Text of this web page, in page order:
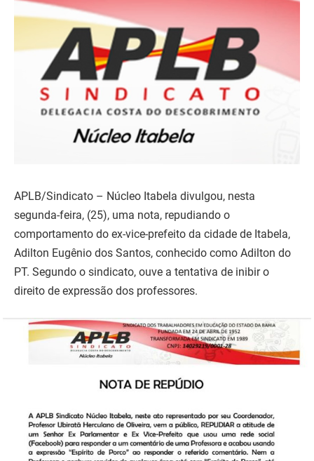
APLB/Sindicato – Núcleo Itabela divulgou, nesta
segunda-feira, (25), uma nota, repudiando o
comportamento do ex-vice-prefeito da cidade de Itabela,
Adilton Eugênio dos Santos, conhecido como Adilton do
PT. Segundo o sindicato, ouve a tentativa de inibir o
direito de expressão dos professores.